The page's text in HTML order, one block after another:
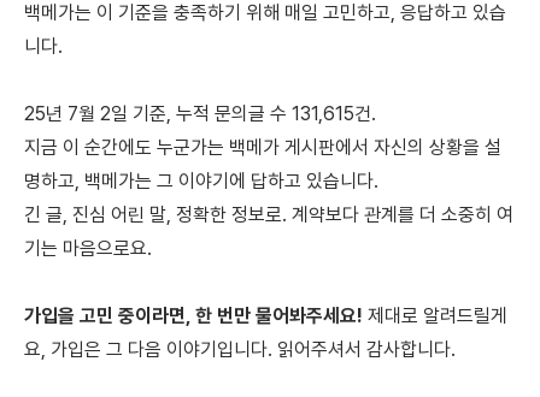
백메가는 이 기준을 충족하기 위해 매일 고민하고, 응답하고 있습
니다.
25년 7월 2일 기준, 누적 문의글 수 131,615건.
지금 이 순간에도 누군가는 백메가 게시판에서 자신의 상황을 설
명하고, 백메가는 그 이야기에 답하고 있습니다.
긴 글, 진심 어린 말, 정확한 정보로. 계약보다 관계를 더 소중히 여
기는 마음으로요.
가입을 고민 중이라면, 한 번만 물어봐주세요! 제대로 알려드릴게
요, 가입은 그 다음 이야기입니다. 읽어주셔서 감사합니다.